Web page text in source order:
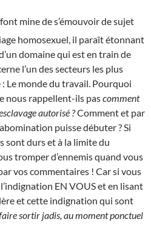
mine de s’émouvoir de sujet
homosexuel, il paraît étonnant
domaine qui est en train de
l’un des secteurs les plus
Le monde du travail. Pourquoi
nous rappellent-ils pascomment
autorisé ?Comment et par
puisse débuter ? Si
sont durs et à la limite du
tromper d’ennemis quand vous
vos commentaires ! Car si vous
EN VOUS et en lisant
et cette indignation qui sont
sortir jadis, au moment ponctuel